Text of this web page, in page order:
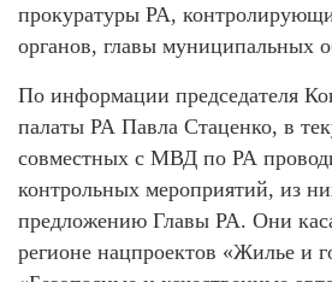
прокуратуры РА,
органов, главы муниципальных
По информации председателя
палаты РА Павла Стаценко, в
совместных с МВД по РА
контрольных мероприятий, из
предложению Главы РА. Они
регионе нацпроектов «Жилье и